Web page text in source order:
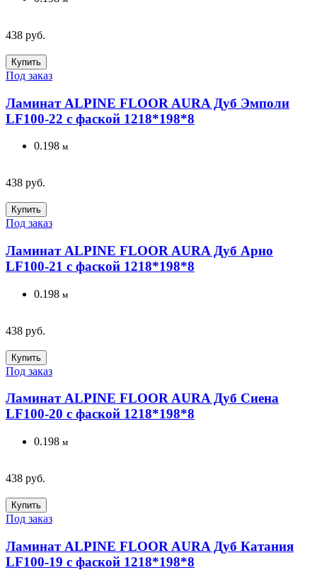
438 руб.
Купить
Под заказ
Ламинат ALPINE FLOOR AURA Дуб Эмполи
LF100-22 с фаской 1218*198*8
0.198 м
438 руб.
Купить
Под заказ
Ламинат ALPINE FLOOR AURA Дуб Арно
LF100-21 с фаской 1218*198*8
0.198 м
438 руб.
Купить
Под заказ
Ламинат ALPINE FLOOR AURA Дуб Сиена
LF100-20 с фаской 1218*198*8
0.198 м
438 руб.
Купить
Под заказ
Ламинат ALPINE FLOOR AURA Дуб Катания
LF100-19 с фаской 1218*198*8